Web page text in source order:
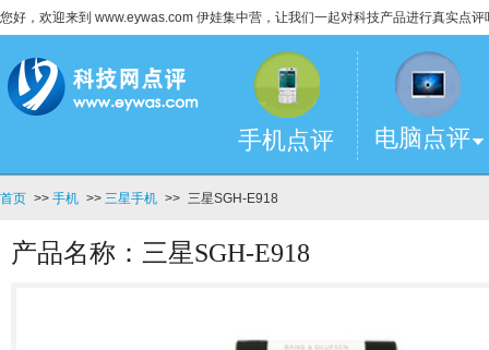
您好，欢迎来到 www.eywas.com 伊娃集中营，让我们一起对科技产品进行真实点评
手机点评 电脑点评
首页 >> 手机 >> 三星手机 >> 三星SGH-E918
产品名称：三星SGH-E918